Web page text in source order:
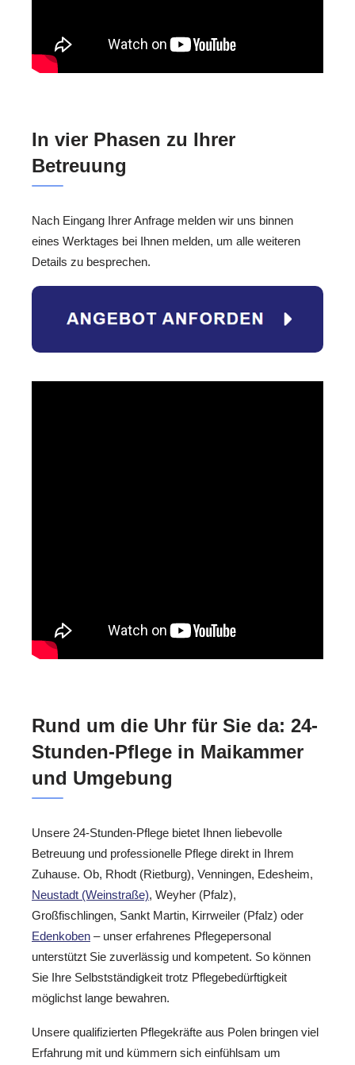
In vier Phasen zu Ihrer
Betreuung
Nach Eingang Ihrer Anfrage melden wir uns binnen
eines Werktages bei Ihnen melden, um alle weiteren
Details zu besprechen.
Rund um die Uhr für Sie da: 24-
Stunden-Pflege in Maikammer
und Umgebung
Unsere 24-Stunden-Pflege bietet Ihnen liebevolle
Betreuung und professionelle Pflege direkt in Ihrem
Zuhause. Ob, Rhodt (Rietburg), Venningen, Edesheim,
Neustadt (Weinstraße), Weyher (Pfalz),
Großfischlingen, Sankt Martin, Kirrweiler (Pfalz) oder
Edenkoben – unser erfahrenes Pflegepersonal
unterstützt Sie zuverlässig und kompetent. So können
Sie Ihre Selbstständigkeit trotz Pflegebedürftigkeit
möglichst lange bewahren.
Unsere qualifizierten Pflegekräfte aus Polen bringen viel
Erfahrung mit und kümmern sich einfühlsam um